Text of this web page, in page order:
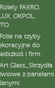
FAKRO,
OKPOL,
na szyby
do
i firm
Glass_Skrzydła
z panelami